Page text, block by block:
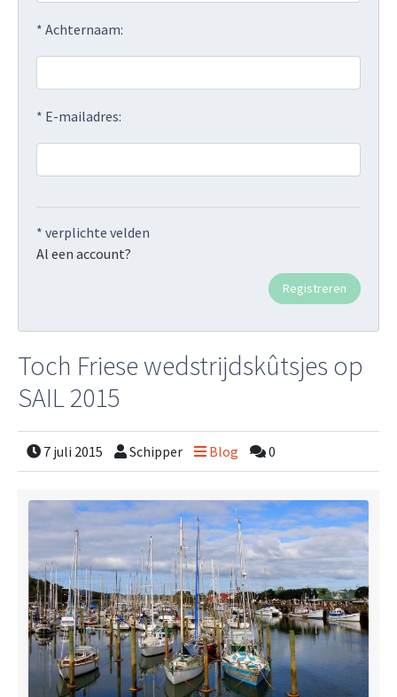
* Achternaam:
* E-mailadres:
* verplichte velden
Al een account?
Toch Friese wedstrijdskûtsjes op
SAIL 2015
7 juli 2015 Schipper Blog 0